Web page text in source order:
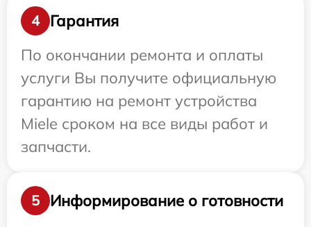
4
Гарантия
По окончании ремонта и оплаты
услуги Вы получите официальную
гарантию на ремонт устройства
Miele сроком на все виды работ и
запчасти.
5
Информирование о готовности